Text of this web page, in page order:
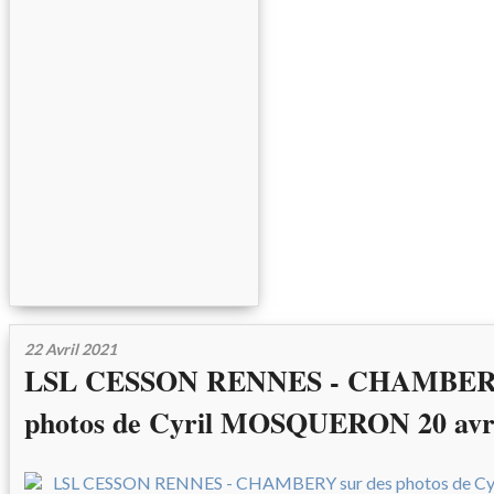
22 Avril 2021
LSL CESSON RENNES -
photos de Cyril MOSQUERON 20